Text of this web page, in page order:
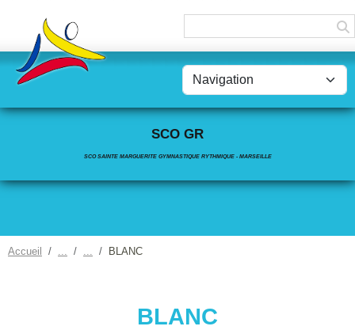
SCO GR
SCO SAINTE MARGUERITE GYMNASTIQUE RYTHMIQUE - MARSEILLE
Accueil BLANC
BLANC